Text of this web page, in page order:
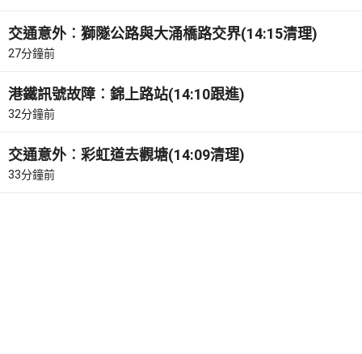
交通意外︰獅隧公路與大涌橋路交界(14:15清理)
27分鐘前
港鐵訊號故障︰錦上路站(14:10跟進)
32分鐘前
交通意外︰彩虹道去觀塘(14:09清理)
33分鐘前